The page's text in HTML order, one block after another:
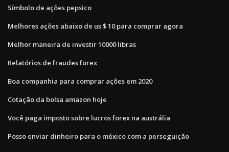
Símbolo de ações pepsico
Melhores ações abaixo de us $ 10 para comprar agora
Melhor maneira de investir 10000 libras
Relatórios de fraudes forex
Boa companhia para comprar ações em 2020
Cotação da bolsa amazon hoje
Você paga imposto sobre lucros forex na austrália
Posso enviar dinheiro para o méxico com a perseguição